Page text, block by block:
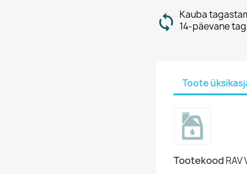
Kauba
14-päevane
Toote
Tootekood RAV